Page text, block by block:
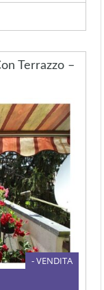
Terrazzo –
- VENDITA